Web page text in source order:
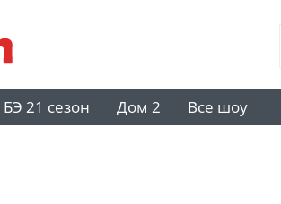
БЭ 21 сезон Дом 2 Все шоу